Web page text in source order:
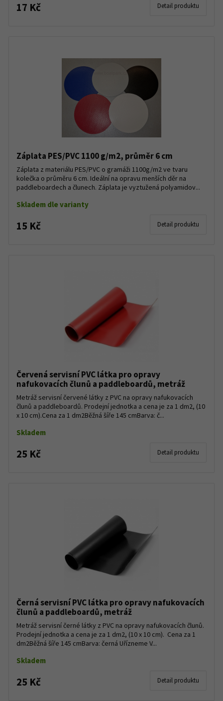
17 Kč Detail produktu
Záplata PES/PVC 1100 g/m2, průměr 6 cm
Záplata z materiálu PES/PVC o gramáži 1100g/m2 ve tvaru
kolečka o průměru 6 cm. Ideální na opravu menších děr na
paddleboardech a člunech. Záplata je vyztužená polyamidov...
Skladem dle varianty
15 Kč Detail produktu
Červená servisní PVC látka pro opravy
nafukovacích člunů a paddleboardů, metráž
Metráž servisní červené látky z PVC na opravy nafukovacích
člunů a paddleboardů. Prodejní jednotka a cena je za 1 dm2, (10
x 10 cm).Cena za 1 dm2Běžná šíře 145 cmBarva: č...
Skladem
25 Kč Detail produktu
Černá servisní PVC látka pro opravy nafukovacích
člunů a paddleboardů, metráž
Metráž servisní černé látky z PVC na opravy nafukovacích člunů.
Prodejní jednotka a cena je za 1 dm2, (10 x 10 cm). Cena za 1
dm2Běžná šíře 145 cmBarva: černá Uřízneme V...
Skladem
25 Kč Detail produktu